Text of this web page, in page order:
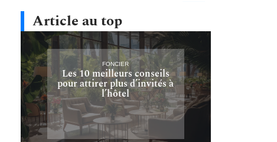
Article au top
FONCIER
Les 10 meilleurs conseils
pour attirer plus d’invités à
l’hôtel